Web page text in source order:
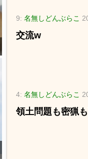
9: 名無しどんぶらこ
交流w
4: 名無しどんぶらこ
領土問題も密猟